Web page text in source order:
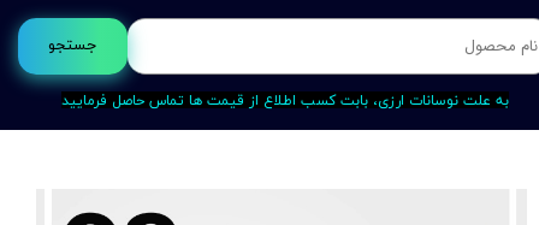
جستجو
به علت نوسانات ارزی، بابت کسب اطلاع از قیمت ها تماس حاصل فرمایید